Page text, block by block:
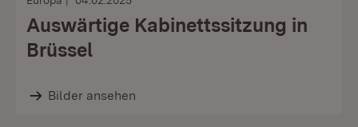
Auswärtige Kabinettssitzung in
Brüssel
Bilder ansehen